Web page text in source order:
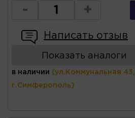
- +
Написать отзыв
Показать аналоги
в наличии (ул.Коммунальная 43,
г.Симферополь)